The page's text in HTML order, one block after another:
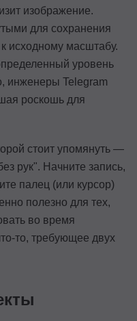
изображение.
для сохранения
исходному масштабу.
уровень
инженеры Telegram
роскошь для
стоит упомянуть —
рук". Начните запись,
палец (или курсор)
полезно для тех,
во время
то, требующее двух